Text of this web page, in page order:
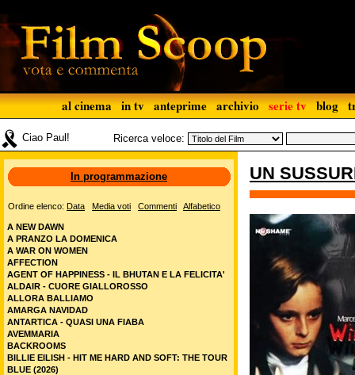
al cinema in tv anteprime archivio serie tv blog
Ciao Paul! Ricerca veloce:
UN
In programmazione
Ordine elenco: Data Media voti Commenti Alfabetico
A NEW DAWN
A PRANZO LA DOMENICA
A WAR ON WOMEN
AFFECTION
AGENT OF HAPPINESS - IL BHUTAN E LA FELICITA'
ALDAIR - CUORE GIALLOROSSO
ALLORA BALLIAMO
AMARGA NAVIDAD
ANTARTICA - QUASI UNA FIABA
AVEMMARIA
BACKROOMS
BILLIE EILISH - HIT ME HARD AND SOFT: THE TOUR
BLUE (2026)